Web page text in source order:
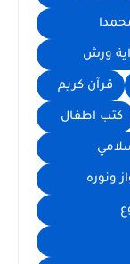
ورش
قرآن كريم
كتب اطفال
ونوره